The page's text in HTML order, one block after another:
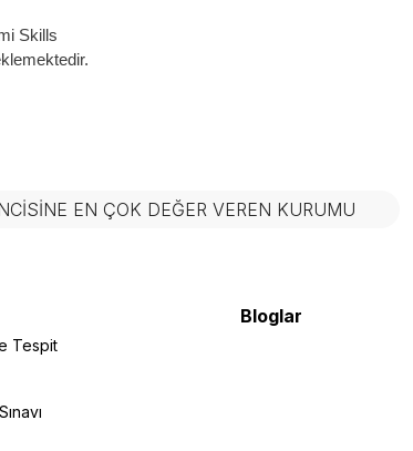
Skills
EN ÇOK DEĞER VEREN KURUMU
Tespit
Bloglar